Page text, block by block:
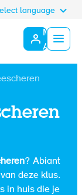
language
Mijn
Abiant
? Abiant
deze klus.
in huis die je